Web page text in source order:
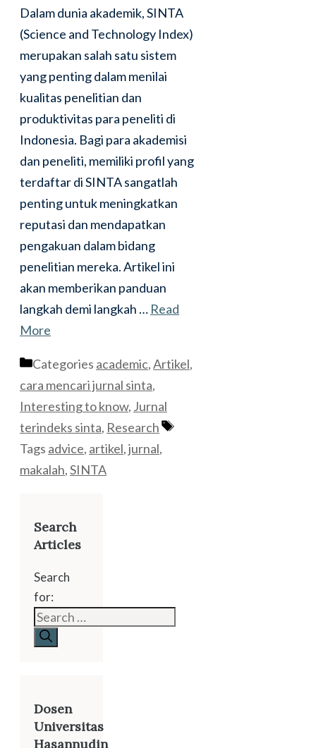
Dalam dunia akademik, SINTA
(Science and Technology Index)
merupakan salah satu sistem
yang penting dalam menilai
kualitas penelitian dan
produktivitas para peneliti di
Indonesia. Bagi para akademisi
dan peneliti, memiliki profil yang
terdaftar di SINTA sangatlah
penting untuk meningkatkan
reputasi dan mendapatkan
pengakuan dalam bidang
penelitian mereka. Artikel ini
akan memberikan panduan
langkah demi langkah … Read
More
Categories academic,Artikel,
cara mencari jurnal sinta,
Interesting to know, Jurnal
terindeks sinta, Research
Tags advice, artikel,jurnal,
makalah,SINTA
Search
Articles
Search
for:
Dosen
Universitas
Hasannudin